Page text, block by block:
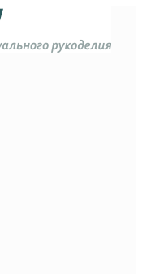
шитье и других видах